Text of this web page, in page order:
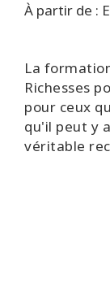
Actualités
CONTACT
À partir de :
La
Richesses
pour ceux
qu'il peut y
véritable